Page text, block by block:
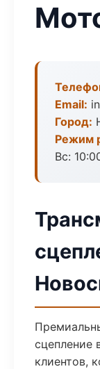
Email:
Город:
Режим
Вс:
сцепление
клиентов,